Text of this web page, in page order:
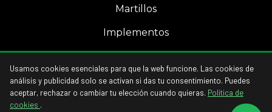
Martillos
Implementos
Acceso a mi cuenta
Usamos cookies esenciales para que la web funcione. Las cookies de
análisis y publicidad solo se activan si das tu consentimiento. Puedes
aceptar, rechazar o cambiar tu elección cuando quieras. Política de
cookies .